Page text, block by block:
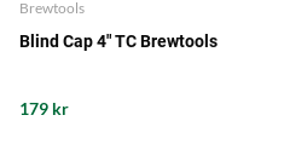
Brewtools
Blind Cap 4" TC Brewtools
179 kr